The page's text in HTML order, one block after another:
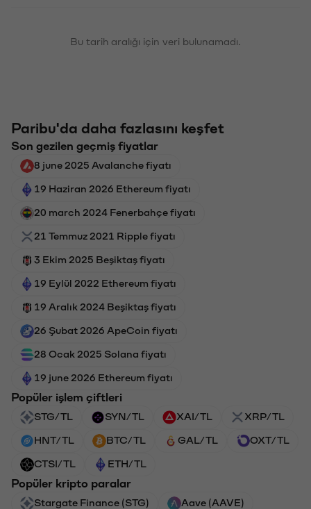
Bu tarih aralığı için veri bulunamadı.
Paribu'da daha fazlasını keşfet
Son gezilen geçmiş fiyatlar
8 june 2025 Avalanche fiyatı
19 Haziran 2026 Ethereum fiyatı
20 march 2024 Fenerbahçe fiyatı
21 Temmuz 2021 Ripple fiyatı
3 Ekim 2025 Beşiktaş fiyatı
19 Eylül 2022 Ethereum fiyatı
19 Aralık 2024 Beşiktaş fiyatı
26 Şubat 2026 ApeCoin fiyatı
28 Ocak 2025 Solana fiyatı
19 june 2026 Ethereum fiyatı
Popüler işlem çiftleri
STG/TL SYN/TL XAI/TL XRP/TL
HNT/TL BTC/TL GAL/TL OXT/TL
CTSI/TL ETH/TL
Popüler kripto paralar
Stargate Finance (STG) Aave (AAVE)